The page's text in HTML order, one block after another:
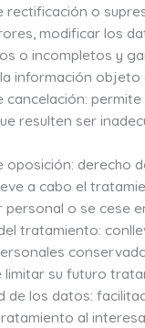
rectificación o
modificar los
o incompletos y
información
cancelación: permite
resulten ser
oposición: derecho
a cabo el
personal o se cese
tratamiento:
limitar su futuro
de los datos:
al